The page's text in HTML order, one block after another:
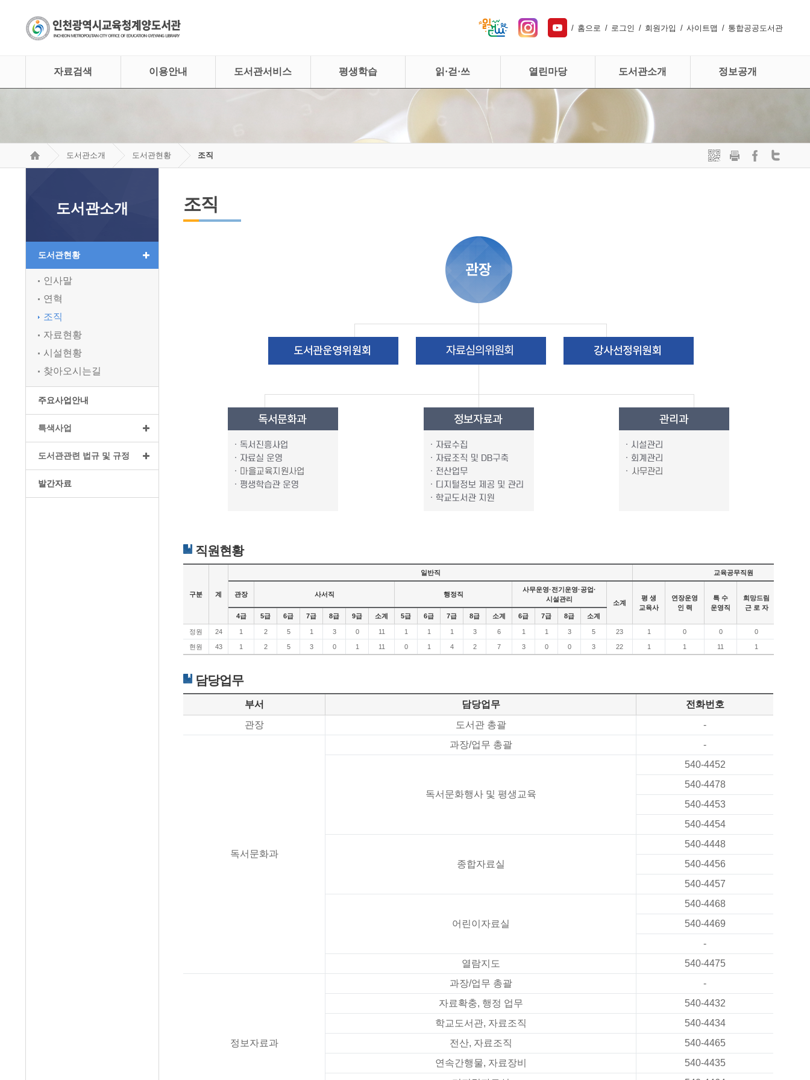
홈으로 로그인 회원가입 사이트맵 통합공공도서관
자료검색 이용안내 도서관서비스 평생학습 읽·걷·쓰 열린마당 도서관소개 정보공개
도서관소개 도서관현황 조직
도서관소개
도서관현황
인사말
연혁
조직
자료현황
시설현황
찾아오시는길
주요사업안내
특색사업
도서관관련 법규 및 규정
발간자료
조직
직원현황
구분 계
일반직 교육공무직원
관장 사서직 행정직
사무운영·전기운영·공업·
시설관리
소계
평 생
교육사
연장운영
인 력
특 수
운영직
희망드림
근 로 자
4급 5급 6급 7급 8급 9급 소계 5급 6급 7급 8급 소계 6급 7급 8급 소계
정원 24 1 2 5 1 3 0 11 1 1 1 3 6 1 1 3 5 23 1 0 0 0
현원 43 1 2 5 3 0 1 11 0 1 4 2 7 3 0 0 3 22 1 1 11 1
담당업무
부서 담당업무
전화번호
관장
도서관 총괄 -
독서문화과
과장/업무 총괄 -
독서문화행사 및 평생교육
540-4452
540-4478
540-4453
540-4454
종합자료실
540-4448
540-4456
540-4457
어린이자료실
540-4468
540-4469
-
열람지도
540-4475
정보자료과
과장/업무 총괄
-
자료확충, 행정 업무
540-4432
학교도서관, 자료조직
540-4434
전산, 자료조직
540-4465
연속간행물, 자료장비
540-4435